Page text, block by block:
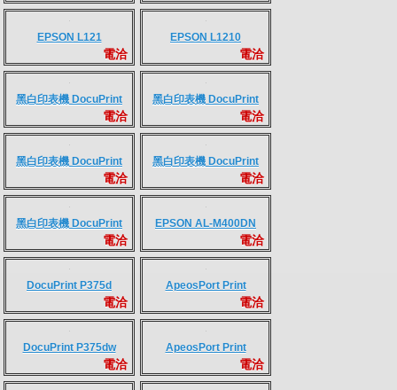
彩色噴墨印表機 EPSON
L1300
彩色噴墨印表機 EPSON
L1800
電洽
裁紙機 IDEAL 5560 /
5560LT
電洽
裁紙機 IDEAL 7260LT
電洽
ApeosPort Print
C2410SD
電洽
ApeosPort Print
C325dw
電洽
DocuPrint CP315 dw
電洽
L3270CDW
電洽
P5020cdw
電洽
OfficeJet 200
電洽
CLJ 150a
電洽
CLJ Pro M155nw
電洽